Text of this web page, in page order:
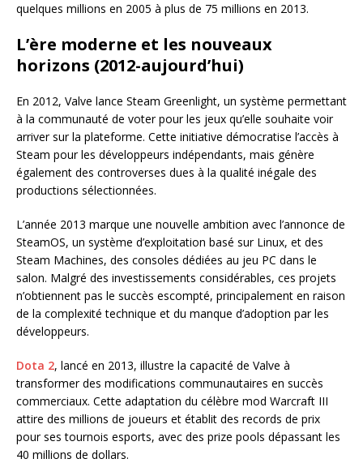
quelques millions en 2005 à plus de 75 millions en 2013.
L’ère moderne et les nouveaux
horizons (2012-aujourd’hui)
En 2012, Valve lance Steam Greenlight, un système permettant
à la communauté de voter pour les jeux qu’elle souhaite voir
arriver sur la plateforme. Cette initiative démocratise l’accès à
Steam pour les développeurs indépendants, mais génère
également des controverses dues à la qualité inégale des
productions sélectionnées.
L’année 2013 marque une nouvelle ambition avec l’annonce de
SteamOS, un système d’exploitation basé sur Linux, et des
Steam Machines, des consoles dédiées au jeu PC dans le
salon. Malgré des investissements considérables, ces projets
n’obtiennent pas le succès escompté, principalement en raison
de la complexité technique et du manque d’adoption par les
développeurs.
Dota 2, lancé en 2013, illustre la capacité de Valve à
transformer des modifications communautaires en succès
commerciaux. Cette adaptation du célèbre mod Warcraft III
attire des millions de joueurs et établit des records de prix
pour ses tournois esports, avec des prize pools dépassant les
40 millions de dollars.